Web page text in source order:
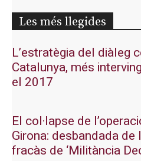
Les més llegides
L’estratègia del diàleg
Catalunya, més
el 2017
El col·lapse de
Girona: desbandada de
fracàs de ‘Militància